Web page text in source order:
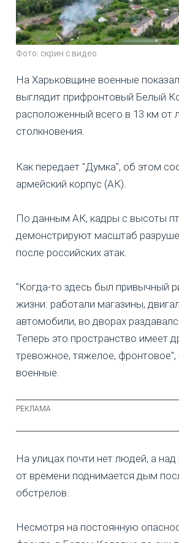
Фото: скрин с видео
На Харьковщине военные
выглядит прифронтовый Белый
расположенный всего в 13 км от
столкновения.
Как передает "Думка", об этом
армейский корпус (АК).
По данным АК, кадры с высоты
демонстрируют масштаб
после российских атак.
"Когда-то здесь был привычный
жизни: работали магазины,
автомобили, во дворах
Теперь это пространство имеет
тревожное, тяжелое, фронтовое",
военные.
На улицах почти нет людей, а
от времени поднимается дым
обстрелов.
Несмотря на постоянную